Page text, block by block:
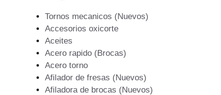
Tornos mecanicos (Nuevos)
Accesorios oxicorte
Aceites
Acero rapido (Brocas)
Acero torno
Afilador de fresas (Nuevos)
Afiladora de brocas (Nuevos)